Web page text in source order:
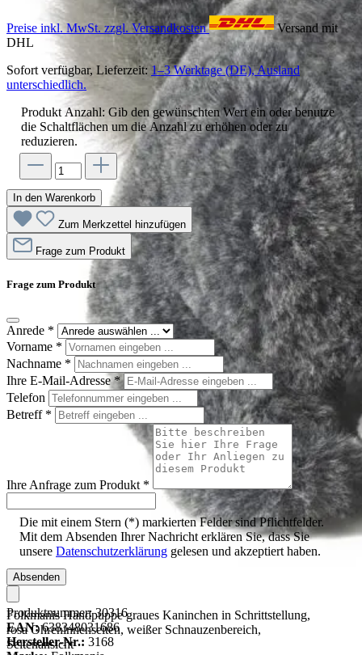
Folkmanis Handpuppe graues Kaninchen in Schrittstellung,
rosa Ohreninnenseiten, weißer Schnauzenbereich,
Seitenansicht
Preise inkl. MwSt. zzgl. Versandkosten
Versand mit
DHL
Sofort verfügbar, Lieferzeit: 1–3 Werktage (DE), Ausland
unterschiedlich.
Produkt Anzahl: Gib den gewünschten Wert ein oder benutze
die Schaltflächen um die Anzahl zu erhöhen oder zu
reduzieren.
In den Warenkorb
Zum Merkzettel hinzufügen
Frage zum Produkt
Frage zum Produkt
Anrede *
Vorname *
Nachname *
Ihre E-Mail-Adresse*
Telefon
Betreff *
Ihre Anfrage zum Produkt *
Die mit einem Stern (*) markierten Felder sind Pflichtfelder.
Mit dem Absenden Ihrer Nachricht erklären Sie, dass Sie
unsere Datenschutzerklärung gelesen und akzeptiert haben.
Absenden
Produktnummer:30316
EAN: 638348031686
Hersteller-Nr.: 3168